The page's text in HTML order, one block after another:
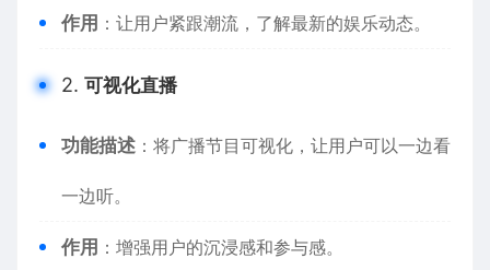
作用 ：让用户紧跟潮流，了解最新的娱乐动态。
2. 可视化直播
功能描述 ：将广播节目可视化，让用户可以一边看
一边听。
作用 ：增强用户的沉浸感和参与感。